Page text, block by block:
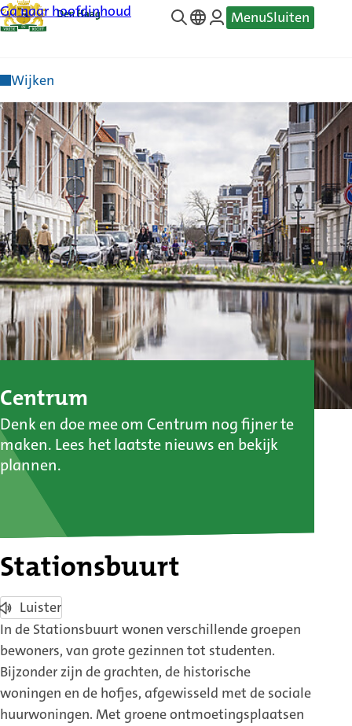
Ga naar hoofdinhoud
—
MenuSluiten
Wijken
Centrum
Stationsbuurt
Denk en doe mee om Centrum nog fijner te
maken. Lees het laatste nieuws en bekijk
plannen.
Stationsbuurt
Luister
In de Stationsbuurt wonen verschillende groepen
bewoners, van grote gezinnen tot studenten.
Bijzonder zijn de grachten, de historische
woningen en de hofjes, afgewisseld met de sociale
huurwoningen. Met groene ontmoetingsplaatsen